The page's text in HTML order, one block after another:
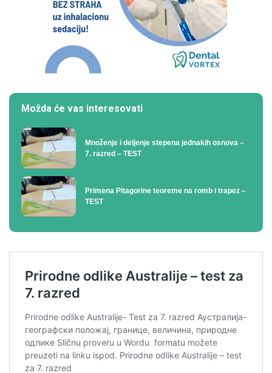
Možda će vas interesovati
Množenje i deljenje stepena jednakih osnova –
7. razred – TEST
Primena Pitagorine teoreme na romb i trapez –
TEST